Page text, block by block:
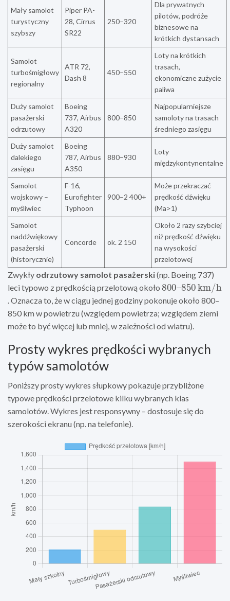
Mały samolot
turystyczny
szybszy
Piper PA-
28, Cirrus
SR22
250–320
Dla prywatnych
pilotów, podróże
biznesowe na
krótkich dystansach
Samolot
turbośmigłowy
regionalny
ATR 72,
Dash 8
450–550
Loty na krótkich
trasach,
ekonomiczne zużycie
paliwa
Duży samolot
pasażerski
odrzutowy
Boeing
737, Airbus
A320
800–850
Najpopularniejsze
samoloty na trasach
średniego zasięgu
Duży samolot
dalekiego
zasięgu
Boeing
787, Airbus
A350
880–930
Loty
międzykontynentalne
Samolot
wojskowy –
myśliwiec
F-16,
Eurofighter
Typhoon
900–2 400+
Może przekraczać
prędkość dźwięku
(Ma>1)
Samolot
naddźwiękowy
pasażerski
(historycznie)
Concorde ok. 2 150
Około 2 razy szybciej
niż prędkość dźwięku
na wysokości
przelotowej
Zwykły odrzutowy samolot pasażerski(np. Boeing 737)
leci typowo z prędkością przelotową około
800–
850km/h
. Oznacza to, że w ciągu jednej godziny pokonuje około 800–
850 km w powietrzu (względem powietrza; względem ziemi
może to być więcej lub mniej, w zależności od wiatru).
Prosty wykres prędkości wybranych
typów samolotów
Poniższy prosty wykres słupkowy pokazuje przybliżone
typowe prędkości przelotowe kilku wybranych klas
samolotów. Wykres jest responsywny – dostosuje się do
szerokości ekranu (np. na telefonie).